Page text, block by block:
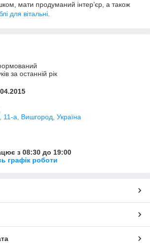
мати продуманий інтер’єр, а також
для вітальні
за останній рік
11-а, Вишгород, Україна
з 08:30 до 19:00
графік роботи